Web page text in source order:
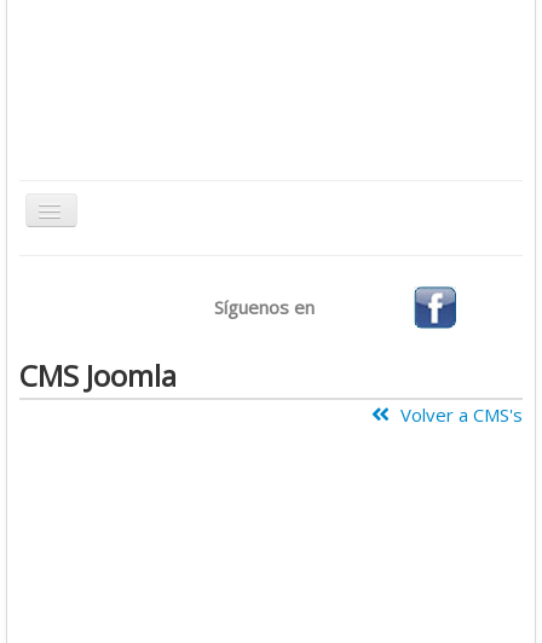
Toggle
Desarrollo
Síguenos en
CMS Joomla
Volver a CMS's